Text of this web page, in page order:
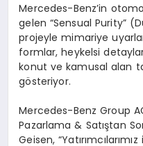
Mercedes-Benz’in
gelen “Sensual Purity”
projeyle mimariye
formlar, heykelsi
konut ve kamusal alan
gösteriyor.
Mercedes-Benz Group
Pazarlama & Satıştan
Geisen,“Yatırımcılarımız i